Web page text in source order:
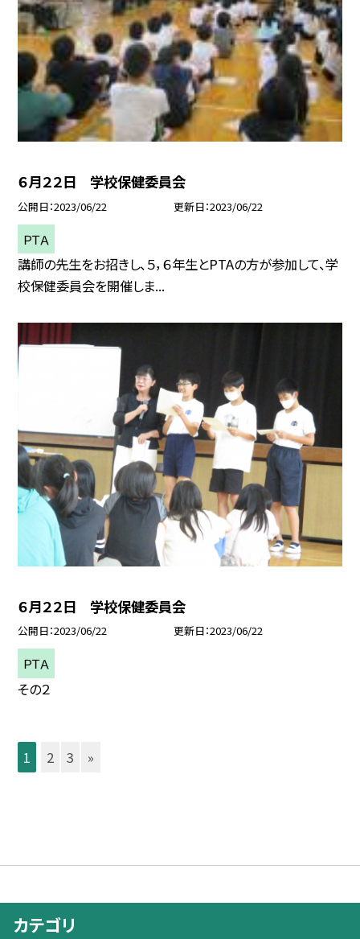
６月２２日 学校保健委員会
公開日 2023/06/22 更新日 2023/06/22
ＰＴＡ
講師の先生をお招きし、５，６年生とPTAの方が参加して、学
校保健委員会を開催しま...
６月２２日 学校保健委員会
公開日 2023/06/22 更新日 2023/06/22
ＰＴＡ
その２
1 2 3 »
カテゴリ